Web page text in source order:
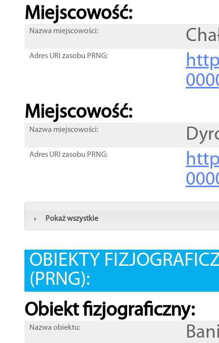
Miejscowość:
Nazwa miejscowości:
Adres URI zasobu PRNG:
Miejscowość:
Nazwa miejscowości:
Adres URI zasobu PRNG:
Pokaż wszystkie
OBIEKTY
(PRNG):
Obiekt fizjograficzny:
Nazwa obiektu: